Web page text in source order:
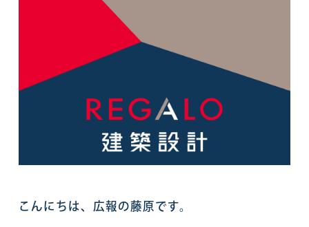
こんにちは、広報の藤原です。